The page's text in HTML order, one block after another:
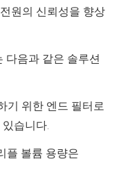
원의 신뢰성을 향상
다음과 같은 솔루션
기 위한 엔드 필터로
있습니다.
플 볼륨 용량은